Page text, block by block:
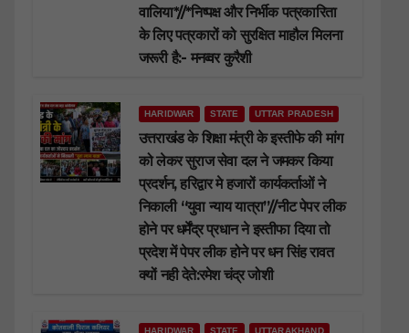
वालिया*//*निष्पक्ष और निर्भीक पत्रकारिता
के लिए पत्रकारों को सुरक्षित माहौल मिलना
जरूरी है:- मनव्वर कुरैशी
HARIDWAR STATE UTTAR PRADESH
उत्तराखंड के शिक्षा मंत्री के इस्तीफे की मांग
को लेकर सुराज सेवा दल ने जमकर किया
प्रदर्शन, हरिद्वार मे हजारों कार्यकर्ताओं ने
निकाली “युवा न्याय यात्रा”//नीट पेपर लीक
होने पर धर्मेंद्र प्रधान ने इस्तीफा दिया तो
प्रदेश में पेपर लीक होने पर धन सिंह रावत
क्यों नही देते:रमेश चंद्र जोशी